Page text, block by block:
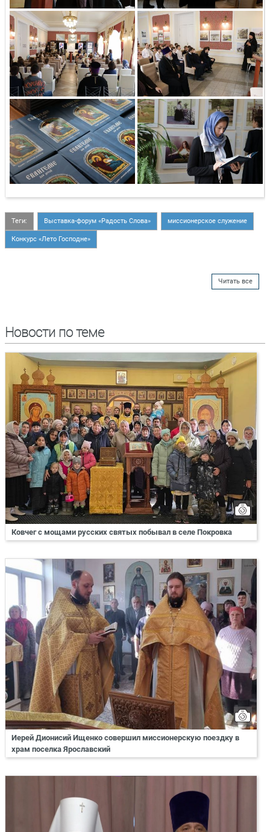
Теги: Выставка-форум «Радость Слова» миссионерское служение
Конкурс «Лето Господне»
Читать все
Новости по теме
Ковчег с мощами русских святых побывал в селе Покровка
Иерей Дионисий Ищенко совершил миссионерскую поездку в
храм поселка Ярославский